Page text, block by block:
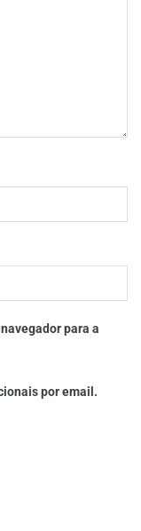
para a
por email.